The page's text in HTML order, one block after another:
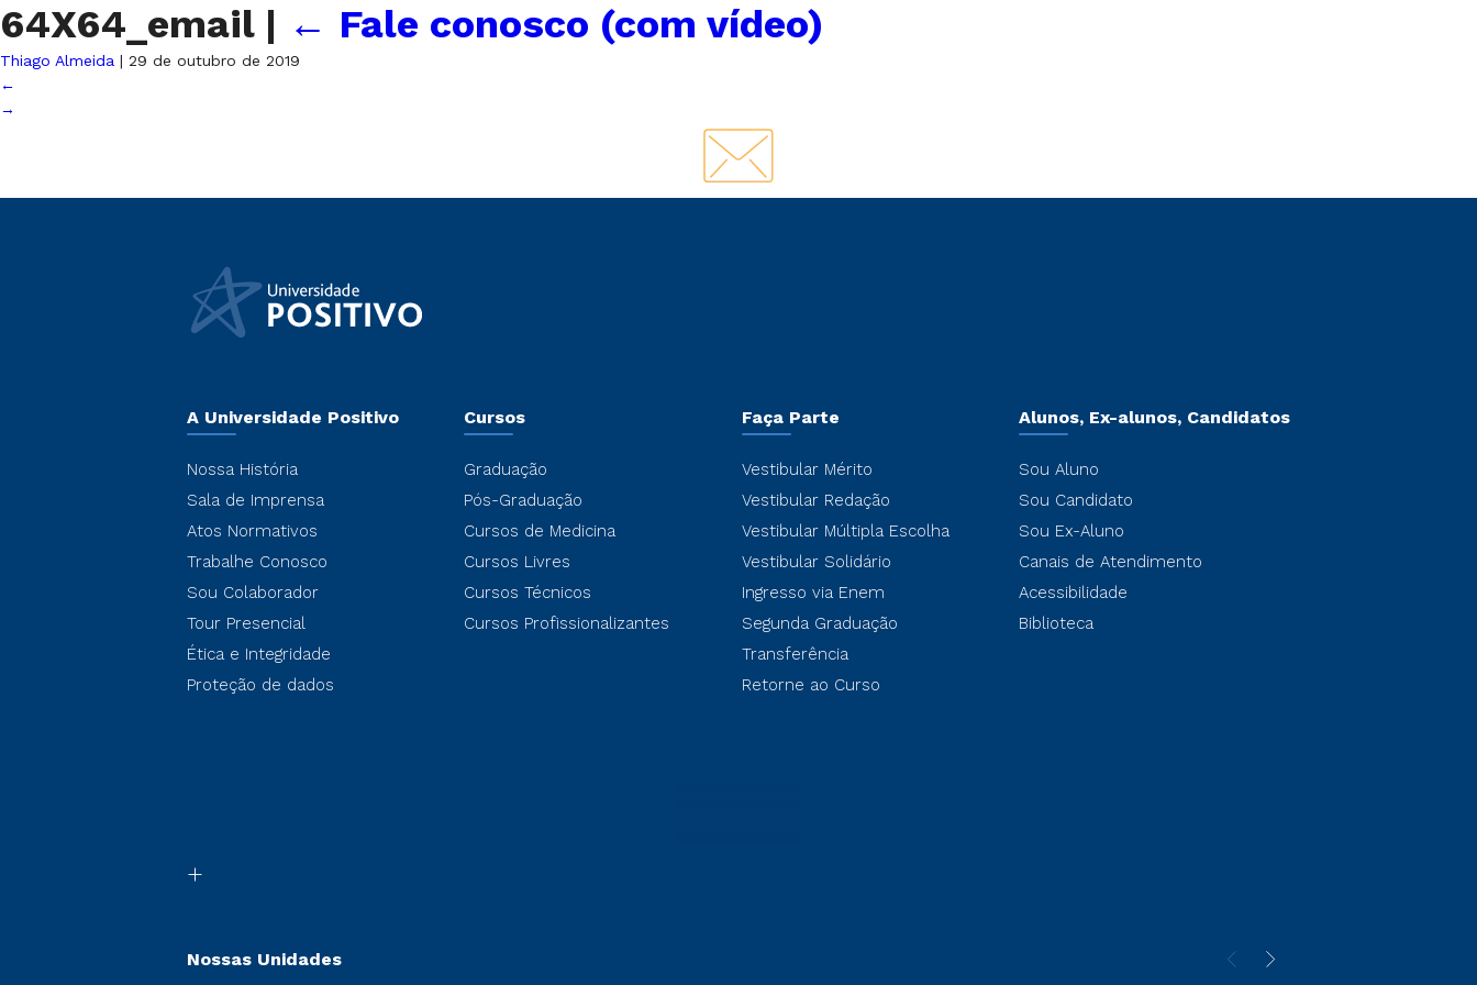
64X64_email | ← Fale conosco (com vídeo)
Thiago Almeida | 29 de outubro de 2019
←
→
A Universidade Positivo
Nossa História
Sala de Imprensa
Atos Normativos
Trabalhe Conosco
Sou Colaborador
Tour Presencial
Ética e Integridade
Proteção de dados
Cursos
Graduação
Pós-Graduação
Cursos de Medicina
Cursos Livres
Cursos Técnicos
Cursos Profissionalizantes
Faça Parte
Vestibular Mérito
Vestibular Redação
Vestibular Múltipla Escolha
Vestibular Solidário
Ingresso via Enem
Segunda Graduação
Transferência
Retorne ao Curso
Alunos, Ex-alunos, Candidatos
Sou Aluno
Sou Candidato
Sou Ex-Aluno
Canais de Atendimento
Acessibilidade
Biblioteca
Nossas Unidades